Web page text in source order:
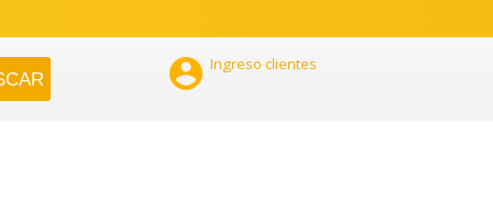
 Ingreso clientes